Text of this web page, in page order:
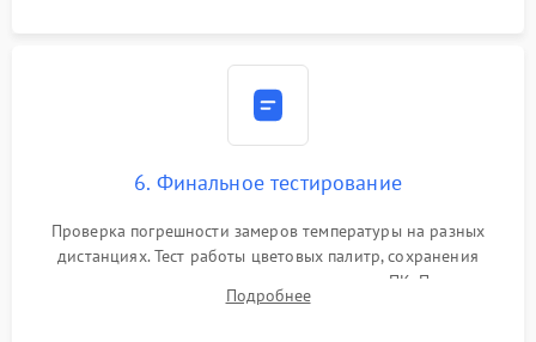
6. Финальное тестирование
Проверка погрешности замеров температуры на разных
дистанциях. Тест работы цветовых палитр, сохранения
термограмм в память и передачи данных на ПК. Проверка
автономности работы и итоговый контроль качества.
Подробнее